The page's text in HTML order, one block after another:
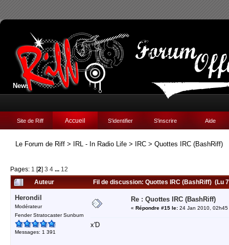
News:
Site de Riff Accueil S'identifier S'inscrire Aide
Le Forum de Riff > IRL - In Radio Life > IRC > Quottes IRC (BashRiff)
Pages: 1 [2] 3 4 ... 12
Auteur
Fil de discussion: Quottes IRC (BashRiff) (Lu
Herondil
Modérateur
Fender Stratocaster Sunburn
Messages: 1 391
Re : Quottes IRC (BashRiff)
« Répondre #15 le: 24 Jan 2010, 02h45
x'D